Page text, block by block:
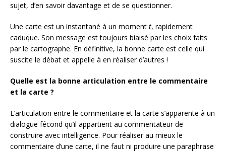
sujet, d’en savoir davantage et de se questionner.
Une carte est un instantané à un moment t, rapidement
caduque. Son message est toujours biaisé par les choix faits
par le cartographe. En définitive, la bonne carte est celle qui
suscite le débat et appelle à en réaliser d’autres !
Quelle est la bonne articulation entre le commentaire
et la carte ?
L’articulation entre le commentaire et la carte s’apparente à un
dialogue fécond qu’il appartient au commentateur de
construire avec intelligence. Pour réaliser au mieux le
commentaire d’une carte, il ne faut ni produire une paraphrase